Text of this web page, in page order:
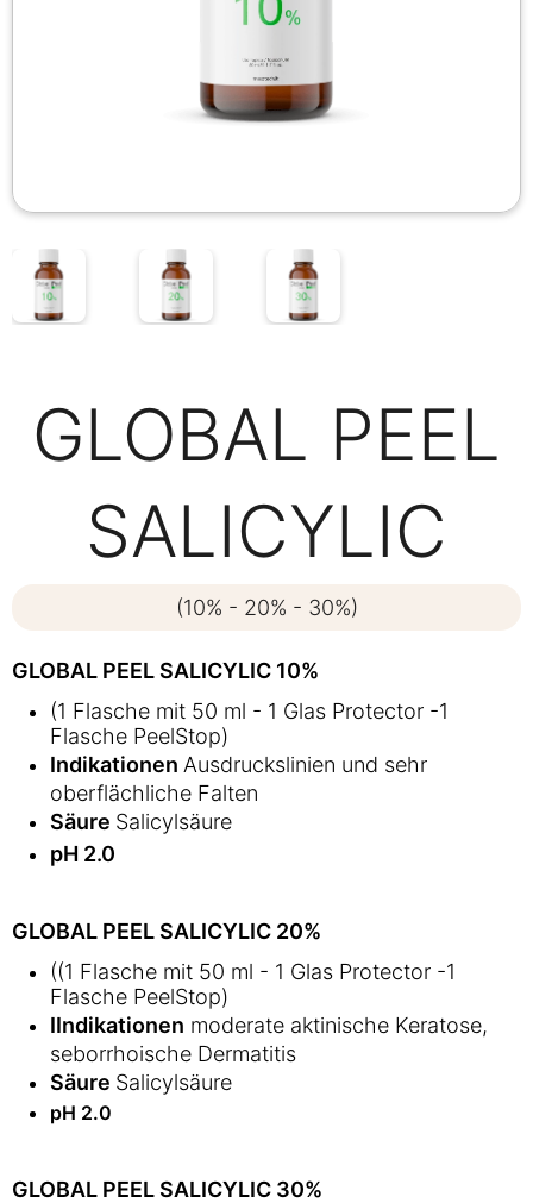
GLOBAL PEEL
SALICYLIC
(10% - 20% - 30%)
GLOBAL PEEL SALICYLIC 10%
(1 Flasche mit 50 ml - 1 Glas Protector -1
Flasche PeelStop)
Indikationen Ausdruckslinien und sehr
oberflächliche Falten
Säure Salicylsäure
pH 2.0
GLOBAL PEEL SALICYLIC 20%
((1 Flasche mit 50 ml - 1 Glas Protector -1
Flasche PeelStop)
IIndikationen moderate aktinische Keratose,
seborrhoische Dermatitis
Säure Salicylsäure
pH 2.0
GLOBAL PEEL SALICYLIC 30%